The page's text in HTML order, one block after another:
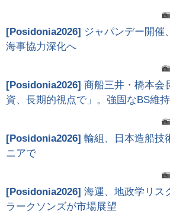
[Posidonia2026] ジャパンデー開催
海事協力深化へ
[Posidonia2026] 商船三井・橋本会
資、長期的視点で」。強固なBS維
[Posidonia2026] 輸組、日本造船技
ニアで
[Posidonia2026] 海運、地政学リス
ラークソンズが市場展望